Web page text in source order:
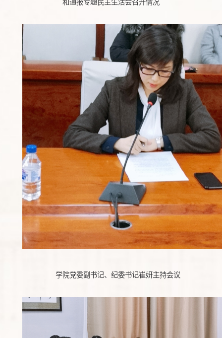
学院党委副书记、纪委书记崔妍主持会议